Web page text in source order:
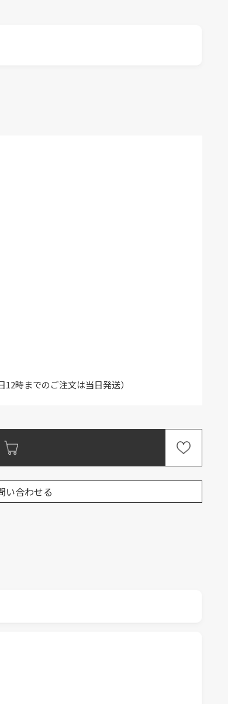
時までのご注文は当日発送）
い合わせる